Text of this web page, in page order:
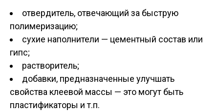
отвердитель, отвечающий за быструю
полимеризацию;
сухие наполнители — цементный состав или
гипс;
растворитель;
добавки, предназначенные улучшать
свойства клеевой массы — это могут быть
пластификаторы и т.п.